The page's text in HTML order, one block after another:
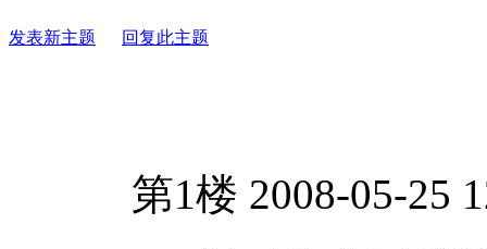
发表新主题 回复此主题
第1楼 2008-05-25